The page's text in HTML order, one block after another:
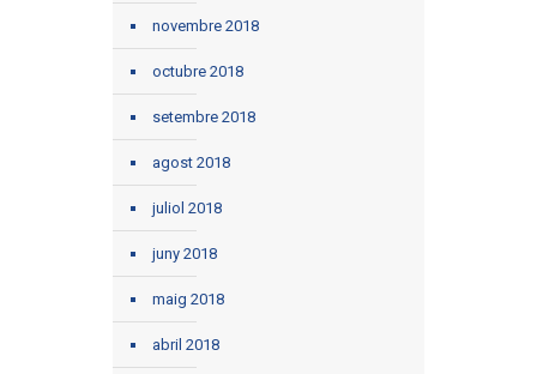
novembre 2018
octubre 2018
setembre 2018
agost 2018
juliol 2018
juny 2018
maig 2018
abril 2018